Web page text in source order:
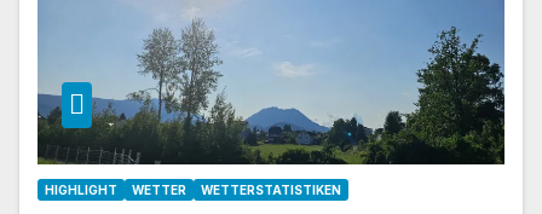
HIGHLIGHT WETTER WETTERSTATISTIKEN